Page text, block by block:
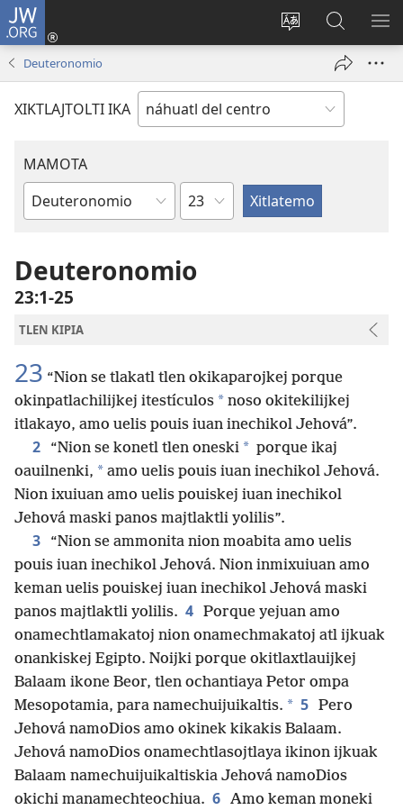
JW.ORG
Xikpatla
tlajtoli sitio
Nikan
tikpeualtis
ventana)
Xitlatemo
JW.ORG
Deuteronomio
XIKTLAJTOLTI IKA
MAMOTA
Amochtli
Capítulo
Deuteronomio
23:1-25
TLEN KIPIA
23 “Nion se tlakatl tlen okikaparojkej porque
okinpatlachilijkej itestículos * noso okitekilijkej
itlakayo, amo uelis pouis iuan inechikol Jehová”.
2 “Nion se konetl tlen oneski * porque ikaj
oauilnenki, * amo uelis pouis iuan inechikol Jehová.
Nion ixuiuan amo uelis pouiskej iuan inechikol
Jehová maski panos majtlaktli yolilis”.
3
“Nion se ammonita nion moabita amo uelis
pouis iuan inechikol Jehová. Nion inmixuiuan amo
keman uelis pouiskej iuan inechikol Jehová maski
panos majtlaktli yolilis. 4 Porque yejuan amo
onamechtlamakatoj nion onamechmakatoj atl ijkuak
onankiskej Egipto. Noijki porque okitlaxtlauijkej
Balaam ikone Beor, tlen ochantiaya Petor ompa
Mesopotamia, para namechuijuikaltis. * 5 Pero
Jehová namoDios amo okinek kikakis Balaam.
Jehová namoDios onamechtlasojtlaya ikinon ijkuak
Balaam namechuijuikaltiskia Jehová namoDios
okichi manamechteochiua. 6 Amo keman moneki